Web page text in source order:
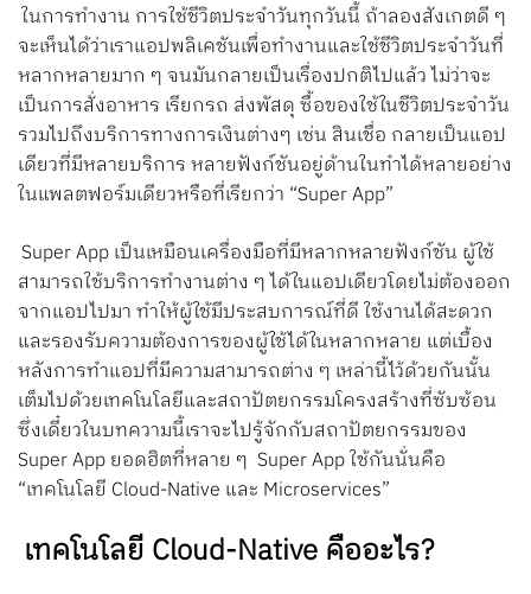
ในการทำงาน การใช้ชีวิตประจำวันทุกวันนี้ ถ้าลองสังเกตดี ๆ
จะเห็นได้ว่าเราแอปพลิเคชันเพื่อทำงานและใช้ชีวิตประจำวันที่
หลากหลายมาก ๆ จนมันกลายเป็นเรื่องปกติไปแล้ว ไม่ว่าจะ
เป็นการสั่งอาหาร เรียกรถ ส่งพัสดุ ซื้อของใช้ในชีวิตประจำวัน
รวมไปถึงบริการทางการเงินต่างๆ เช่น สินเชื่อ กลายเป็นแอป
เดียวที่มีหลายบริการ หลายฟังก์ชันอยู่ด้านในทำได้หลายอย่าง
ในแพลตฟอร์มเดียวหรือที่เรียกว่า “Super App”
Super App เป็นเหมือนเครื่องมือที่มีหลากหลายฟังก์ชัน ผู้ใช้
สามารถใช้บริการทำงานต่าง ๆ ได้ในแอปเดียวโดยไม่ต้องออก
จากแอปไปมา ทำให้ผู้ใช้มีประสบการณ์ที่ดี ใช้งานได้สะดวก
และรองรับความต้องการของผู้ใช้ได้ในหลากหลาย แต่เบื้อง
หลังการทำแอปที่มีความสามารถต่าง ๆ เหล่านี้ไว้ด้วยกันนั้น
เต็มไปด้วยเทคโนโลยีและสถาปัตยกรรมโครงสร้างที่ซับซ้อน
ซึ่งเดี๋ยวในบทความนี้เราจะไปรู้จักกับสถาปัตยกรรมของ
Super App ยอดฮิตที่หลาย ๆ Super App ใช้กันนั่นคือ
“เทคโนโลยี Cloud-Native และ Microservices”
เทคโนโลยี Cloud-Native คืออะไร?